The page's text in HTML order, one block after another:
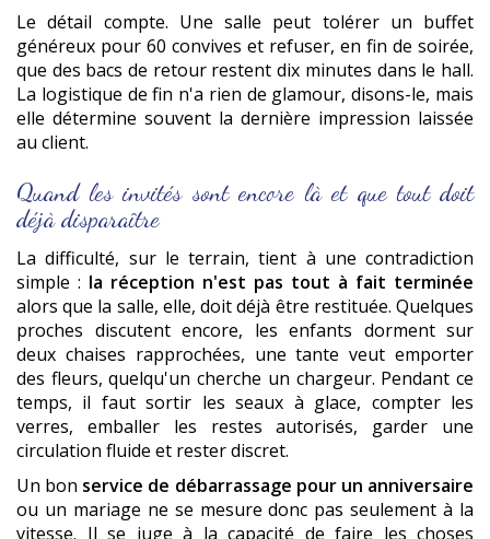
Le détail compte. Une salle peut tolérer un buffet
généreux pour 60 convives et refuser, en fin de soirée,
que des bacs de retour restent dix minutes dans le hall.
La logistique de fin n'a rien de glamour, disons-le, mais
elle détermine souvent la dernière impression laissée
au client.
Quand les invités sont encore là et que tout doit
déjà disparaître
La difficulté, sur le terrain, tient à une contradiction
simple : la réception n'est pas tout à fait terminée
alors que la salle, elle, doit déjà être restituée. Quelques
proches discutent encore, les enfants dorment sur
deux chaises rapprochées, une tante veut emporter
des fleurs, quelqu'un cherche un chargeur. Pendant ce
temps, il faut sortir les seaux à glace, compter les
verres, emballer les restes autorisés, garder une
circulation fluide et rester discret.
Un bon service de débarrassage pour un anniversaire
ou un mariage ne se mesure donc pas seulement à la
vitesse. Il se juge à la capacité de faire les choses